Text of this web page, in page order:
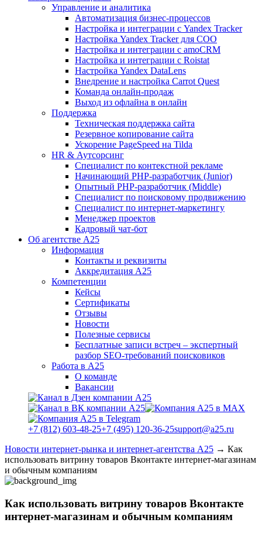
Управление и аналитика
Автоматизация бизнес-процессов
Настройка и интеграции с Yandex Tracker
Настройка Yandex Tracker для СОО
Настройка и интеграции с amoCRM
Настройка и интеграции с Roistat
Настройка Yandex DataLens
Внедрение и настройка Carrot Quest
Команда онлайн-продаж
Выход из офлайна в онлайн
Поддержка
Техническая поддержка сайта
Резервное копирование сайта
Ускорение PageSpeed на Tilda
HR & Аутсорсинг
Специалист по контекстной рекламе
Начинающий PHP-разработчик (Junior)
Опытный PHP-разработчик (Middle)
Специалист по поисковому продвижению
Специалист по интернет-маркетингу
Менеджер проектов
Кадровый чат-бот
Об агентстве А25
Информация
Контакты и реквизиты
Аккредитация А25
Компетенции
Кейсы
Сертификаты
Отзывы
Новости
Полезные сервисы
Бесплатные записи встреч – экспертный
разбор SEO-требований поисковиков
Работа в А25
О команде
Вакансии
+7 (812) 603-48-25+7 (495) 120-36-25support@a25.ru
Новости интернет-рынка и интернет-агентства А25 → Как
использовать витрину товаров Вконтакте интернет-магазинам
и обычным компаниям
Как использовать витрину товаров Вконтакте
интернет-магазинам и обычным компаниям